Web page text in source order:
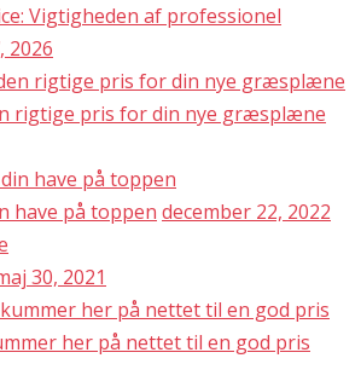
Vigtigheden af professionel
2026
rigtige pris for din nye græsplæne
have på toppen december 22, 2022
30, 2021
her på nettet til en god pris